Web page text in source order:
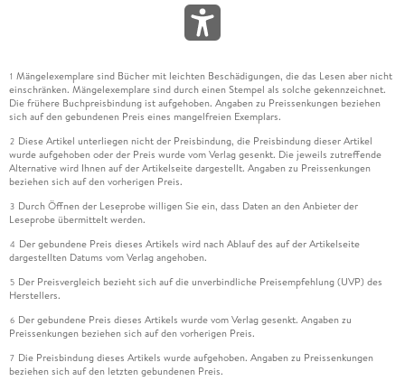
1 Mängelexemplare sind Bücher mit leichten Beschädigungen, die das Lesen aber nicht
einschränken. Mängelexemplare sind durch einen Stempel als solche gekennzeichnet.
Die frühere Buchpreisbindung ist aufgehoben. Angaben zu Preissenkungen beziehen
sich auf den gebundenen Preis eines mangelfreien Exemplars.
2 Diese Artikel unterliegen nicht der Preisbindung, die Preisbindung dieser Artikel
wurde aufgehoben oder der Preis wurde vom Verlag gesenkt. Die jeweils zutreffende
Alternative wird Ihnen auf der Artikelseite dargestellt. Angaben zu Preissenkungen
beziehen sich auf den vorherigen Preis.
3 Durch Öffnen der Leseprobe willigen Sie ein, dass Daten an den Anbieter der
Leseprobe übermittelt werden.
4 Der gebundene Preis dieses Artikels wird nach Ablauf des auf der Artikelseite
dargestellten Datums vom Verlag angehoben.
5 Der Preisvergleich bezieht sich auf die unverbindliche Preisempfehlung (UVP) des
Herstellers.
6 Der gebundene Preis dieses Artikels wurde vom Verlag gesenkt. Angaben zu
Preissenkungen beziehen sich auf den vorherigen Preis.
7 Die Preisbindung dieses Artikels wurde aufgehoben. Angaben zu Preissenkungen
beziehen sich auf den letzten gebundenen Preis.